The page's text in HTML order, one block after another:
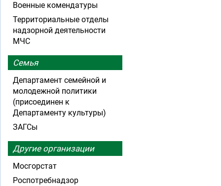
Военные комендатуры
Территориальные отделы
надзорной деятельности
МЧС
Семья
Департамент семейной и
молодежной политики
(присоединен к
Департаменту культуры)
ЗАГСы
Другие организации
Мосгорстат
Роспотребнадзор